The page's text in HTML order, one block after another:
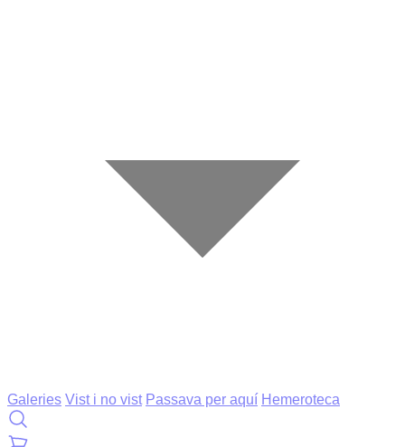
Galeries Vist i no vist Passava per aquí Hemeroteca